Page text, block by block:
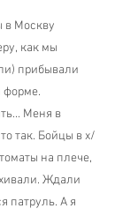
в Москву
как мы
прибывали
форме.
Меня в
так. Бойцы в х/
на плече,
Ждали
патруль. А я